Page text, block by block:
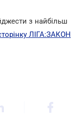
з найбільш
ЛІГА:ЗАКОН